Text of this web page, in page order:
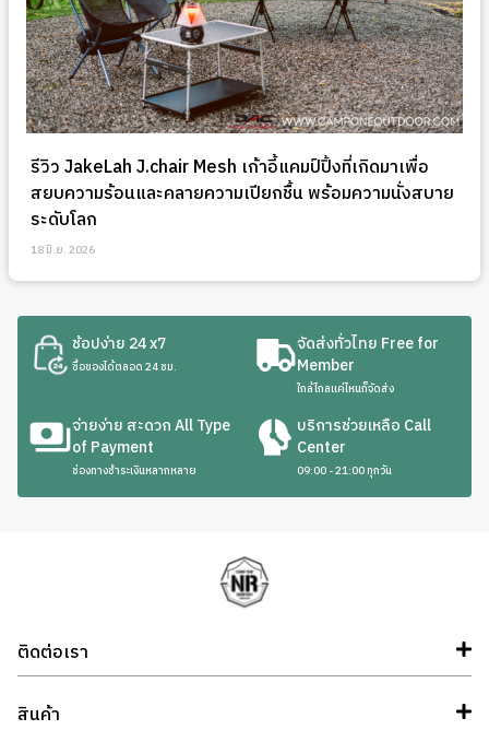
รีวิว JakeLah J.chair Mesh เก้าอี้แคมป์ปิ้งที่เกิดมาเพื่อ
สยบความร้อนและคลายความเปียกชื้น พร้อมความนั่งสบาย
ระดับโลก
18 มิ.ย. 2026
ช้อปง่าย 24 x7
ซื้อของได้ตลอด 24 ชม.
จัดส่งทั่วไทย Free for
Member
ใกล้ไกลแค่ไหนก็จัดส่ง
จ่ายง่าย สะดวก All Type
of Payment
ช่องทางชำระเงินหลากหลาย
บริการช่วยเหลือ Call
Center
09:00 - 21:00 ทุกวัน
ติดต่อเรา
สินค้า